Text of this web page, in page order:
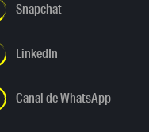
Snapchat
LinkedIn
Canal de WhatsApp